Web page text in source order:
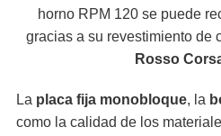
horno RPM 120 se puede
gracias a su revestimiento de
Rosso
La placa fija monobloque, la
como la calidad de los